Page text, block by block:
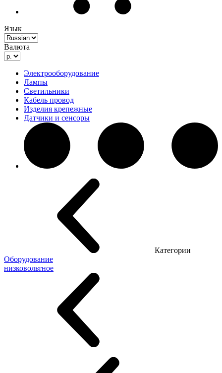
Язык
Валюта
Электрооборудование
Лампы
Светильники
Кабель провод
Изделия крепежные
Датчики и сенсоры
Категории
Оборудование
низковольтное